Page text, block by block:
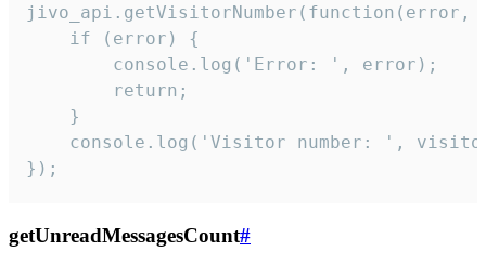
jivo_api.getVisitorNumber(function(error,
    if (error) {
        console.log('Error: ', error);
        return;
    }
console.log('Visitor number: ',
});
getUnreadMessagesCount#